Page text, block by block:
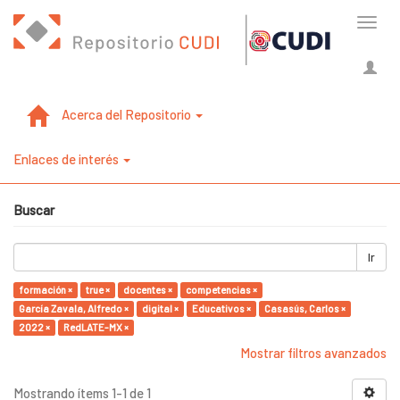
Acerca del Repositorio
Enlaces de interés
Buscar
Ir
formación × true × docentes ×
competencias ×
García Zavala, Alfredo ×
digital × Educativos ×
Casasús, Carlos ×
2022 ×
RedLATE-MX ×
Mostrar filtros avanzados
Mostrando ítems 1-1 de 1